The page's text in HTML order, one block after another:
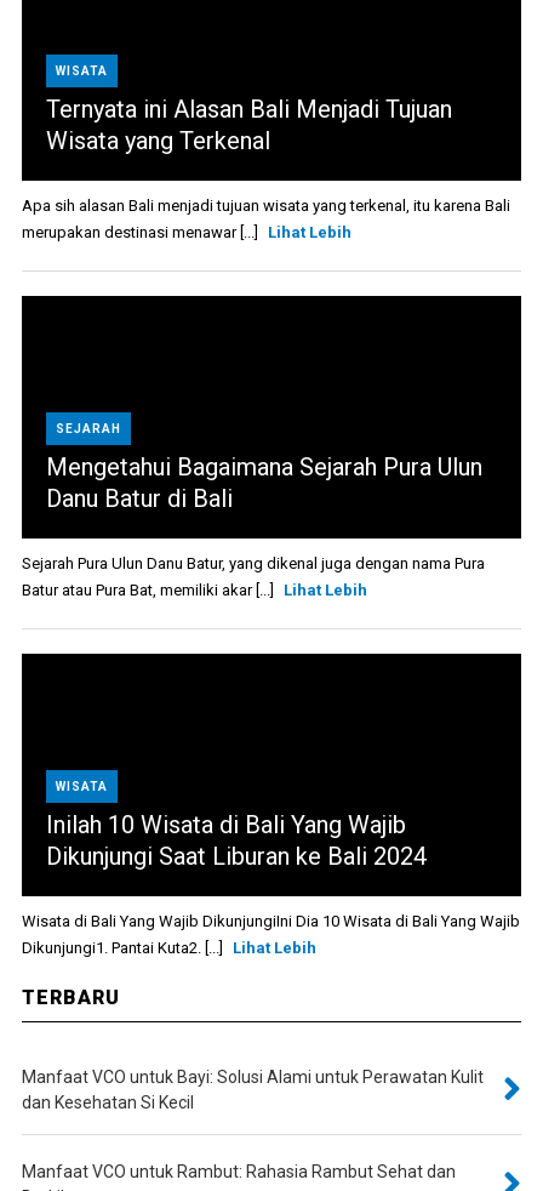
WISATA
Ternyata ini Alasan Bali Menjadi Tujuan
Wisata yang Terkenal
Apa sih alasan Bali menjadi tujuan wisata yang terkenal, itu karena Bali
merupakan destinasi menawar [...]
Lihat Lebih
SEJARAH
Mengetahui Bagaimana Sejarah Pura Ulun
Danu Batur di Bali
Sejarah Pura Ulun Danu Batur, yang dikenal juga dengan nama Pura
Batur atau Pura Bat, memiliki akar [...]
Lihat Lebih
WISATA
Inilah 10 Wisata di Bali Yang Wajib
Dikunjungi Saat Liburan ke Bali 2024
Wisata di Bali Yang Wajib DikunjungiIni Dia 10 Wisata di Bali Yang Wajib
Dikunjungi1. Pantai Kuta2. [...]
Lihat Lebih
TERBARU
Manfaat VCO untuk Bayi: Solusi Alami untuk Perawatan Kulit
dan Kesehatan Si Kecil
Manfaat VCO untuk Rambut: Rahasia Rambut Sehat dan